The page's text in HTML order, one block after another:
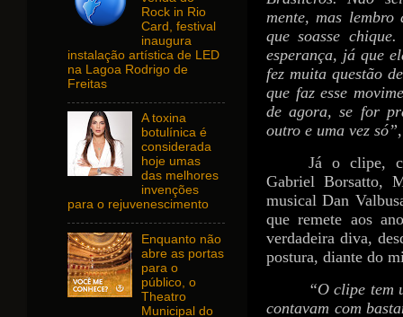
mente, mas lembro
que soasse
esperança, já que
fez muita questão
que faz esse
de agora, se for
outro e uma vez só”
Já o clipe,
Gabriel Borsatto,
musical Dan
que remete aos
verdadeira diva,
postura, diante do
“O clipe tem
contavam com
Rock in Rio
Card, festival
inaugura
instalação artística de LED
na Lagoa Rodrigo de
Freitas
A toxina
botulínica é
considerada
hoje umas
das melhores
invenções
para o rejuvenescimento
Enquanto não
abre as portas
para o
público, o
Theatro
Municipal do